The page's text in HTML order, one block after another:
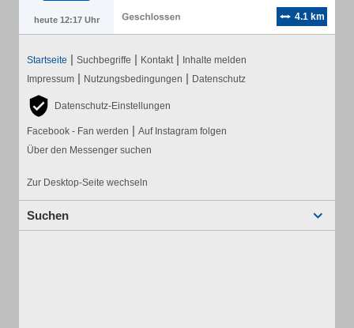
heute 12:17 Uhr 4.1 km
Startseite | Suchbegriffe | Kontakt | Inhalte melden
Impressum | Nutzungsbedingungen | Datenschutz
Datenschutz-Einstellungen
Facebook - Fan werden | Auf Instagram folgen
Über den Messenger suchen
Zur Desktop-Seite wechseln
Suchen